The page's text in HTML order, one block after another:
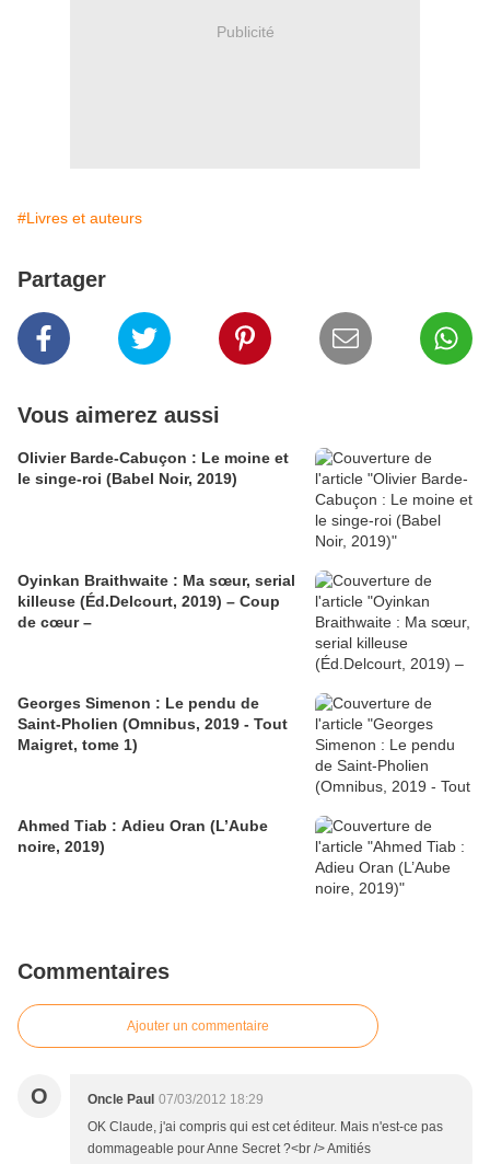
Publicité
#Livres et auteurs
Partager
Vous aimerez aussi
Olivier Barde-Cabuçon : Le moine et
le singe-roi (Babel Noir, 2019)
Oyinkan Braithwaite : Ma sœur, serial
killeuse (Éd.Delcourt, 2019) – Coup
de cœur –
Georges Simenon : Le pendu de
Saint-Pholien (Omnibus, 2019 - Tout
Maigret, tome 1)
Ahmed Tiab : Adieu Oran (L’Aube
noire, 2019)
Commentaires
Ajouter un commentaire
O Oncle Paul 07/03/2012 18:29
OK Claude, j'ai compris qui est cet éditeur. Mais n'est-ce pas
dommageable pour Anne Secret ?<br /> Amitiés